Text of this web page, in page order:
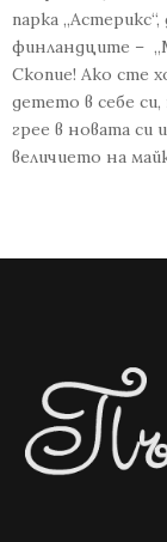
парка
финландците –
Скопие! Ако сте
детето в себе
грее в новата си
величието на